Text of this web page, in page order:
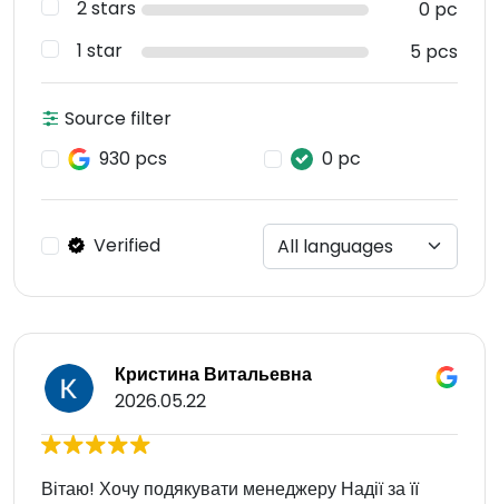
2 stars
0 pc
1 star
5 pcs
Source filter
930 pcs
0 pc
Verified
Кристина Витальевна
2026.05.22
Вітаю! Хочу подякувати менеджеру Надії за її